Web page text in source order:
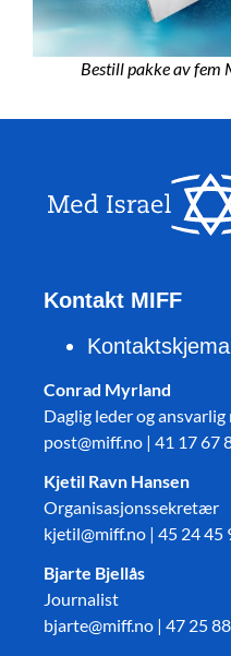
Bestill pakke av fem
Kontakt MIFF
Kontaktskjema
Conrad Myrland
Daglig leder og
post@miff.no | 41 17 67
Kjetil Ravn Hansen
Organisasjonssekretær
kjetil@miff.no | 45 24 45
Bjarte Bjellås
Journalist
bjarte@miff.no | 47 25